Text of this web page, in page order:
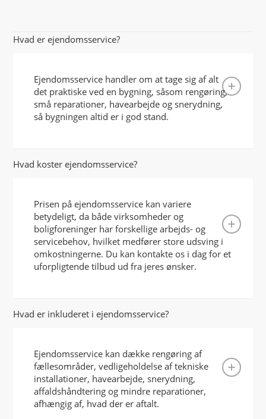
Hvad er ejendomsservice?
Ejendomsservice handler om at tage sig af alt
det praktiske ved en bygning, såsom rengøring,
små reparationer, havearbejde og snerydning,
så bygningen altid er i god stand.
Hvad koster ejendomsservice?
Prisen på ejendomsservice kan variere
betydeligt, da både virksomheder og
boligforeninger har forskellige arbejds- og
servicebehov, hvilket medfører store udsving i
omkostningerne. Du kan kontakte os i dag for et
uforpligtende tilbud ud fra jeres ønsker.
Hvad er inkluderet i ejendomsservice?
Ejendomsservice kan dække rengøring af
fællesområder, vedligeholdelse af tekniske
installationer, havearbejde, snerydning,
affaldshåndtering og mindre reparationer,
afhængig af, hvad der er aftalt.